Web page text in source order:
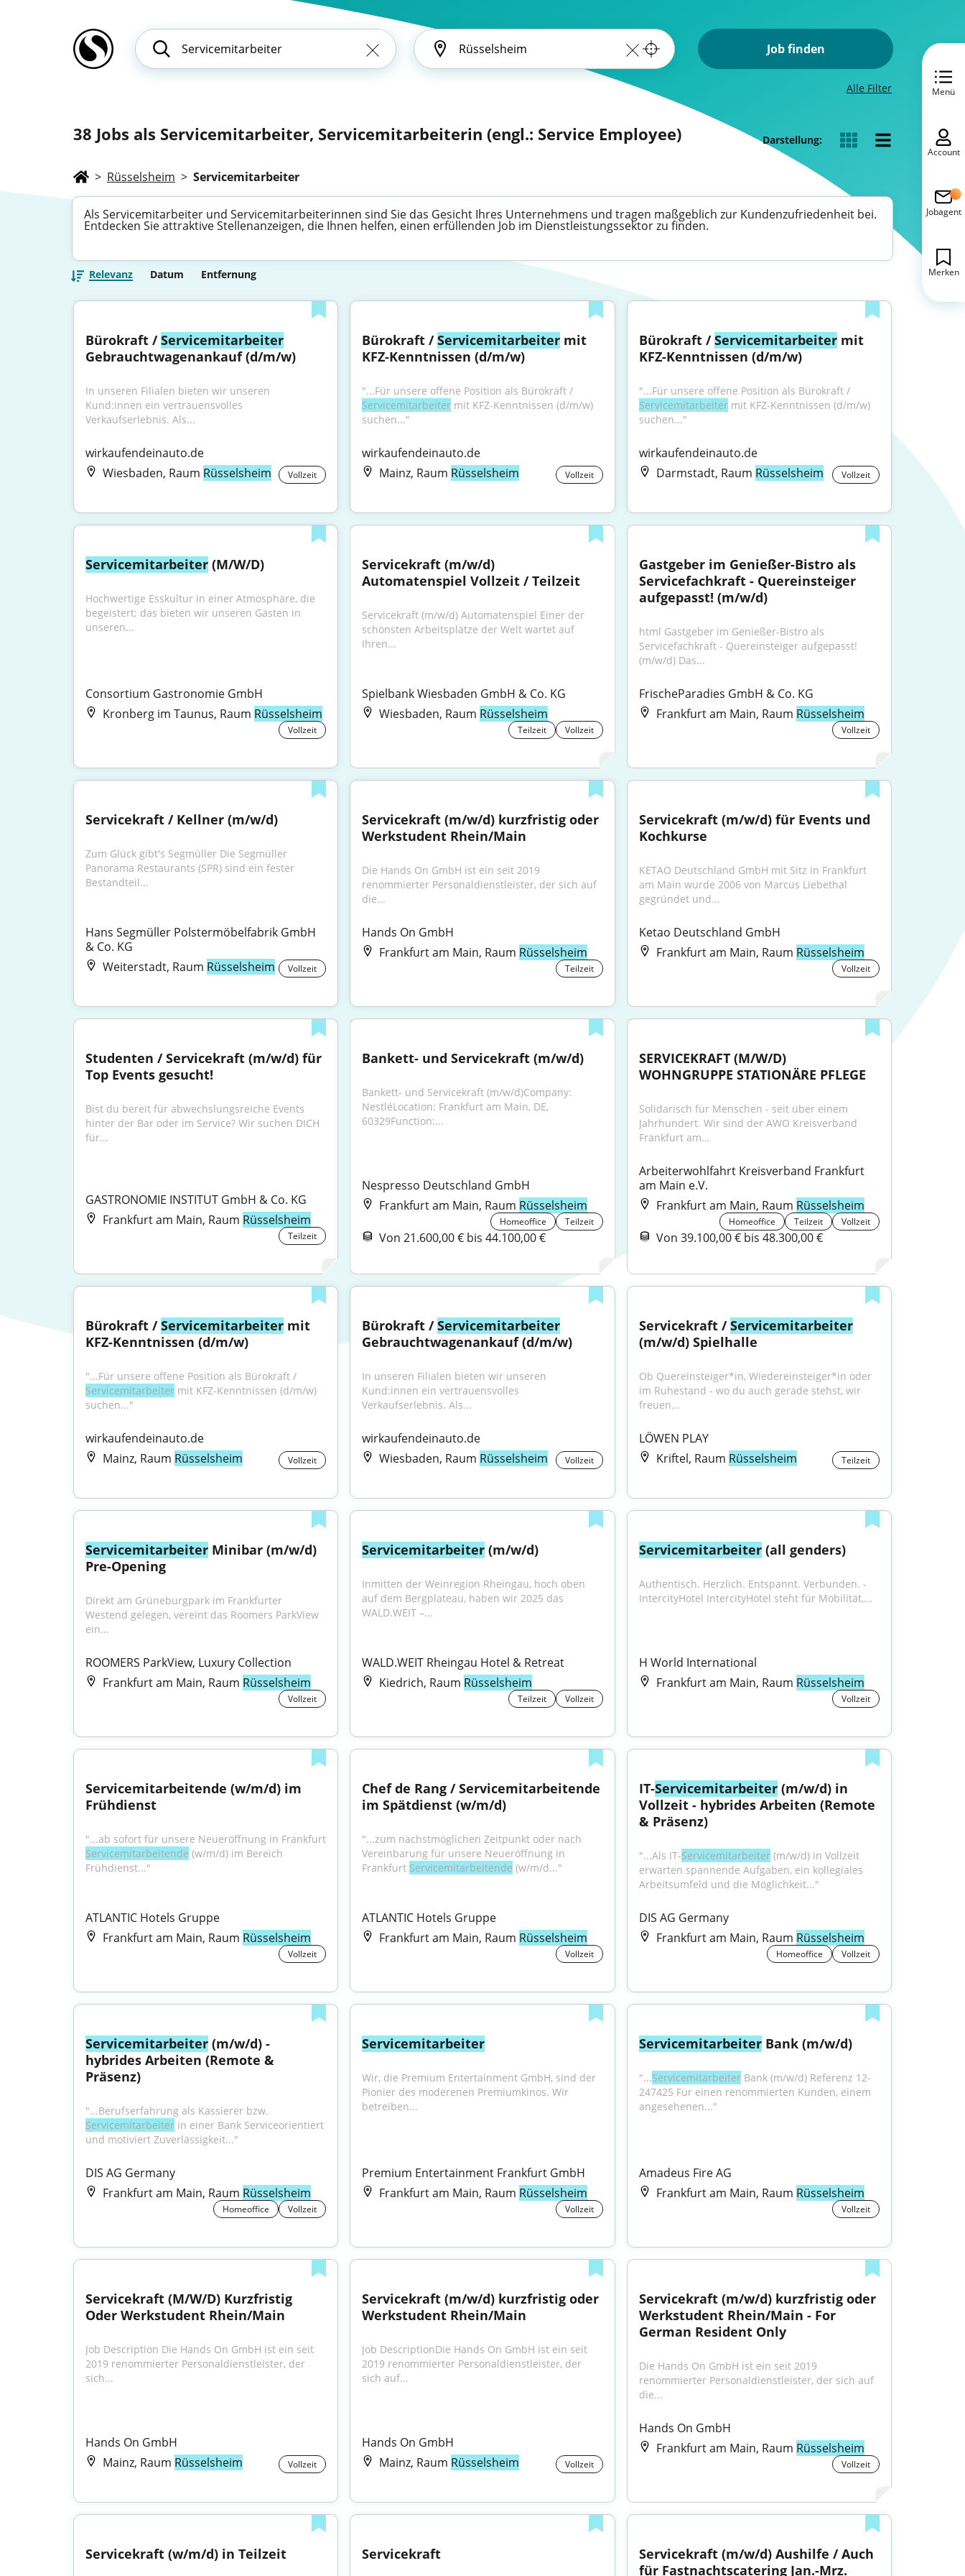
Job finden
Alle Filter
38 Jobs als Servicemitarbeiter, Servicemitarbeiterin (engl.: Service Employee) Darstellung:
> Rüsselsheim > Servicemitarbeiter
Als Servicemitarbeiter und Servicemitarbeiterinnen sind Sie das Gesicht Ihres Unternehmens und tragen maßgeblich zur Kundenzufriedenheit bei.
Entdecken Sie attraktive Stellenanzeigen, die Ihnen helfen, einen erfüllenden Job im Dienstleistungssektor zu finden.
Relevanz Datum Entfernung
Bürokraft / Servicemitarbeiter
Gebrauchtwagenankauf (d/m/w)
In unseren Filialen bieten wir unseren
Kund:innen ein vertrauensvolles
Verkaufserlebnis. Als...
wirkaufendeinauto.de
Wiesbaden, Raum Rüsselsheim Vollzeit
Bürokraft / Servicemitarbeiter mit
KFZ-Kenntnissen (d/m/w)
Servicemitarbeiter mit KFZ-Kenntnissen (d/m/w)
suchen..."
wirkaufendeinauto.de
Mainz, Raum Rüsselsheim Vollzeit
Bürokraft / Servicemitarbeiter mit
KFZ-Kenntnissen (d/m/w)
"...Für unsere offene Position als Bürokraft /
Servicemitarbeiter mit KFZ-Kenntnissen (d/m/w)
suchen..."
wirkaufendeinauto.de
Darmstadt, Raum Rüsselsheim Vollzeit
Servicemitarbeiter (M/W/D)
Hochwertige Esskultur in einer Atmosphäre, die
begeistert; das bieten wir unseren Gästen in
unseren...
Consortium Gastronomie GmbH
Kronberg im Taunus, Raum Rüsselsheim
Vollzeit
Servicekraft (m/w/d)
Automatenspiel Vollzeit / Teilzeit
Servicekraft (m/w/d) Automatenspiel Einer der
schönsten Arbeitsplätze der Welt wartet auf
Ihren...
Spielbank Wiesbaden GmbH & Co. KG
Wiesbaden, Raum Rüsselsheim
Teilzeit Vollzeit
Gastgeber im Genießer-Bistro als
Servicefachkraft - Quereinsteiger
aufgepasst! (m/w/d)
html Gastgeber im Genießer-Bistro als
Servicefachkraft - Quereinsteiger aufgepasst!
(m/w/d) Das...
FrischeParadies GmbH & Co. KG
Frankfurt am Main, Raum Rüsselsheim
Vollzeit
Servicekraft / Kellner (m/w/d)
Zum Glück gibt's Segmüller Die Segmüller
Panorama Restaurants (SPR) sind ein fester
Bestandteil...
Hans Segmüller Polstermöbelfabrik GmbH
& Co. KG
Weiterstadt, Raum Rüsselsheim Vollzeit
Servicekraft (m/w/d) kurzfristig oder
Werkstudent Rhein/Main
Die Hands On GmbH ist ein seit 2019
renommierter Personaldienstleister, der sich auf
die...
Hands On GmbH
Frankfurt am Main, Raum Rüsselsheim
Teilzeit
Servicekraft (m/w/d) für Events und
Kochkurse
KETAO Deutschland GmbH mit Sitz in Frankfurt
am Main wurde 2006 von Marcus Liebethal
gegründet und...
Ketao Deutschland GmbH
Frankfurt am Main, Raum Rüsselsheim
Vollzeit
Studenten / Servicekraft (m/w/d) für
Top Events gesucht!
Bist du bereit für abwechslungsreiche Events
hinter der Bar oder im Service? Wir suchen DICH
für...
GASTRONOMIE INSTITUT GmbH & Co. KG
Frankfurt am Main, Raum Rüsselsheim
Teilzeit
Bankett- und Servicekraft (m/w/d)
Bankett- und Servicekraft (m/w/d)Company:
NestléLocation: Frankfurt am Main, DE,
60329Function:...
Nespresso Deutschland GmbH
Frankfurt am Main, Raum Rüsselsheim
Homeoffice Teilzeit
Von 21.600,00 € bis 44.100,00 €
SERVICEKRAFT (M/W/D)
WOHNGRUPPE STATIONÄRE PFLEGE
Solidarisch für Menschen - seit über einem
Jahrhundert. Wir sind der AWO Kreisverband
Frankfurt am...
Arbeiterwohlfahrt Kreisverband Frankfurt
am Main e.V.
Frankfurt am Main, Raum Rüsselsheim
Homeoffice Teilzeit Vollzeit
Von 39.100,00 € bis 48.300,00 €
Bürokraft / Servicemitarbeiter mit
KFZ-Kenntnissen (d/m/w)
Servicemitarbeiter mit KFZ-Kenntnissen (d/m/w)
suchen..."
wirkaufendeinauto.de
Mainz, Raum Rüsselsheim Vollzeit
Bürokraft / Servicemitarbeiter
Gebrauchtwagenankauf (d/m/w)
In unseren Filialen bieten wir unseren
Kund:innen ein vertrauensvolles
Verkaufserlebnis. Als...
wirkaufendeinauto.de
Wiesbaden, Raum Rüsselsheim Vollzeit
Servicekraft / Servicemitarbeiter
(m/w/d) Spielhalle
Ob Quereinsteiger*in, Wiedereinsteiger*in oder
im Ruhestand - wo du auch gerade stehst, wir
freuen...
LÖWEN PLAY
Kriftel, Raum Rüsselsheim Teilzeit
Servicemitarbeiter Minibar (m/w/d)
Pre-Opening
Direkt am Grüneburgpark im Frankfurter
Westend gelegen, vereint das Roomers ParkView
ein...
ROOMERS ParkView, Luxury Collection
Frankfurt am Main, Raum Rüsselsheim
Vollzeit
Servicemitarbeiter (m/w/d)
Inmitten der Weinregion Rheingau, hoch oben
auf dem Bergplateau, haben wir 2025 das
WALD.WEIT –...
WALD.WEIT Rheingau Hotel & Retreat
Kiedrich, Raum Rüsselsheim
Teilzeit Vollzeit
Servicemitarbeiter (all genders)
Authentisch. Herzlich. Entspannt. Verbunden. -
IntercityHotel IntercityHotel steht für Mobilität,...
H World International
Frankfurt am Main, Raum Rüsselsheim
Vollzeit
Servicemitarbeitende (w/m/d) im
Frühdienst
Servicemitarbeitende (w/m/d) im Bereich
Frühdienst..."
ATLANTIC Hotels Gruppe
Frankfurt am Main, Raum Rüsselsheim
Vollzeit
Chef de Rang / Servicemitarbeitende
im Spätdienst (w/m/d)
"...zum nächstmöglichen Zeitpunkt oder nach
Vereinbarung für unsere Neueröffnung in
Frankfurt Servicemitarbeitende (w/m/d..."
ATLANTIC Hotels Gruppe
Frankfurt am Main, Raum Rüsselsheim
Vollzeit
IT-Servicemitarbeiter (m/w/d) in
Vollzeit - hybrides Arbeiten (Remote
& Präsenz)
"...Als IT-Servicemitarbeiter (m/w/d) in Vollzeit
erwarten spannende Aufgaben, ein kollegiales
Arbeitsumfeld und die Möglichkeit..."
DIS AG Germany
Frankfurt am Main, Raum Rüsselsheim
Homeoffice Vollzeit
Servicemitarbeiter (m/w/d) -
hybrides Arbeiten (Remote &
Präsenz)
Servicemitarbeiter in einer Bank Serviceorientiert
und motiviert Zuverlässigkeit..."
DIS AG Germany
Frankfurt am Main, Raum Rüsselsheim
Homeoffice Vollzeit
Servicemitarbeiter
Wir, die Premium Entertainment GmbH, sind der
Pionier des moderenen Premiumkinos. Wir
betreiben...
Premium Entertainment Frankfurt GmbH
Frankfurt am Main, Raum Rüsselsheim
Vollzeit
Servicemitarbeiter Bank (m/w/d)
"...Servicemitarbeiter Bank (m/w/d) Referenz 12-
247425 Für einen renommierten Kunden, einem
angesehenen..."
Amadeus Fire AG
Frankfurt am Main, Raum Rüsselsheim
Vollzeit
Servicekraft (M/W/D) Kurzfristig
Oder Werkstudent Rhein/Main
Job Description Die Hands On GmbH ist ein seit
2019 renommierter Personaldienstleister, der
sich...
Hands On GmbH
Mainz, Raum Rüsselsheim Vollzeit
Servicekraft (m/w/d) kurzfristig oder
Werkstudent Rhein/Main
Job DescriptionDie Hands On GmbH ist ein seit
2019 renommierter Personaldienstleister, der
sich auf...
Hands On GmbH
Mainz, Raum Rüsselsheim Vollzeit
Servicekraft (m/w/d) kurzfristig oder
Werkstudent Rhein/Main - For
German Resident Only
Die Hands On GmbH ist ein seit 2019
renommierter Personaldienstleister, der sich auf
die...
Hands On GmbH
Frankfurt am Main, Raum Rüsselsheim
Vollzeit
Servicekraft (w/m/d) in Teilzeit Servicekraft
Servicekraft (m/w/d) Aushilfe / Auch
für Fastnachtscatering Jan.-Mrz.
Menü
Account
Jobagent
Merken